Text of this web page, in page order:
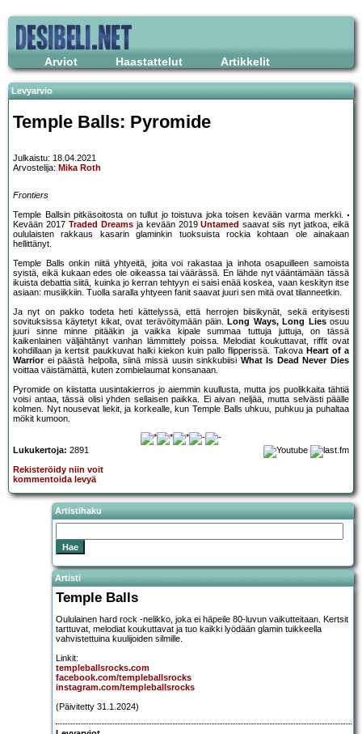
Arviot Haastattelut Artikkelit
Levyarvio
Temple Balls: Pyromide
Julkaistu: 18.04.2021
Arvostelija: Mika Roth
Frontiers
Temple Ballsin pitkäsoitosta on tullut jo toistuva joka toisen kevään varma merkki.
Kevään 2017 Traded Dreamsja kevään 2019Untamed saavat siis nyt jatkoa, eikä
oululaisten rakkaus kasarin glaminkin tuoksuista rockia kohtaan ole ainakaan
hellittänyt.
Temple Balls onkin niitä yhtyeitä, joita voi rakastaa ja inhota osapuilleen samoista
syistä, eikä kukaan edes ole oikeassa tai väärässä. En lähde nyt vääntämään tässä
ikuista debattia siitä, kuinka jo kerran tehtyyn ei saisi enää koskea, vaan keskityn itse
asiaan: musiikkiin. Tuolla saralla yhtyeen fanit saavat juuri sen mitä ovat tilanneetkin.
Ja nyt on pakko todeta heti kättelyssä, että herrojen biisikynät, sekä erityisesti
sovituksissa käytetyt kikat, ovat terävöitymään päin. Long Ways, Long Liesosuu
juuri sinne minne pitääkin ja vaikka kipale summaa tuttuja juttuja, on tässä
kaikenlainen väljähtänyt vanhan lämmittely poissa. Melodiat koukuttavat, riffit ovat
kohdillaan ja kertsit paukkuvat halki kiekon kuin pallo flipperissä. Takova Heart of a
Warriorei päästä helpolla, siinä missä uusin sinkkubiisi What Is Dead Never Dies
voittaa väistämättä, kuten zombielaumat konsanaan.
Pyromide on kiistatta uusintakierros jo aiemmin kuullusta, mutta jos puolikkaita tähtiä
voisi antaa, tässä olisi yhden sellaisen paikka. Ei aivan neljää, mutta selvästi päälle
kolmen. Nyt nousevat liekit, ja korkealle, kun Temple Balls uhkuu, puhkuu ja puhaltaa
mökit kumoon.
Lukukertoja: 2891
Rekisteröidy niin voit
kommentoida levyä
Artistihaku
Artisti
Temple Balls
Oululainen hard rock -nelikko, joka ei häpeile 80-luvun vaikutteitaan. Kertsit
tarttuvat, melodiat koukuttavat ja tuo kaikki lyödään glamin tuikkeella
vahvistettuina kuulijoiden silmille.
Linkit:
templeballsrocks.com
facebook.com/templeballsrocks
instagram.com/templeballsrocks
(Päivitetty 31.1.2024)